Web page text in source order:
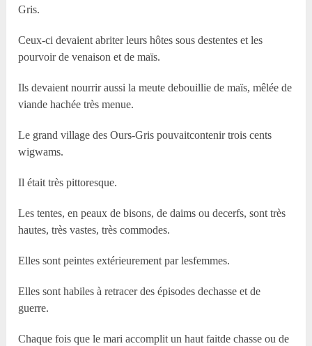
Gris.
Ceux-ci devaient abriter leurs hôtes sous destentes et les
pourvoir de venaison et de maïs.
Ils devaient nourrir aussi la meute debouillie de maïs, mêlée de
viande hachée très menue.
Le grand village des Ours-Gris pouvaitcontenir trois cents
wigwams.
Il était très pittoresque.
Les tentes, en peaux de bisons, de daims ou decerfs, sont très
hautes, très vastes, très commodes.
Elles sont peintes extérieurement par lesfemmes.
Elles sont habiles à retracer des épisodes dechasse et de
guerre.
Chaque fois que le mari accomplit un haut faitde chasse ou de